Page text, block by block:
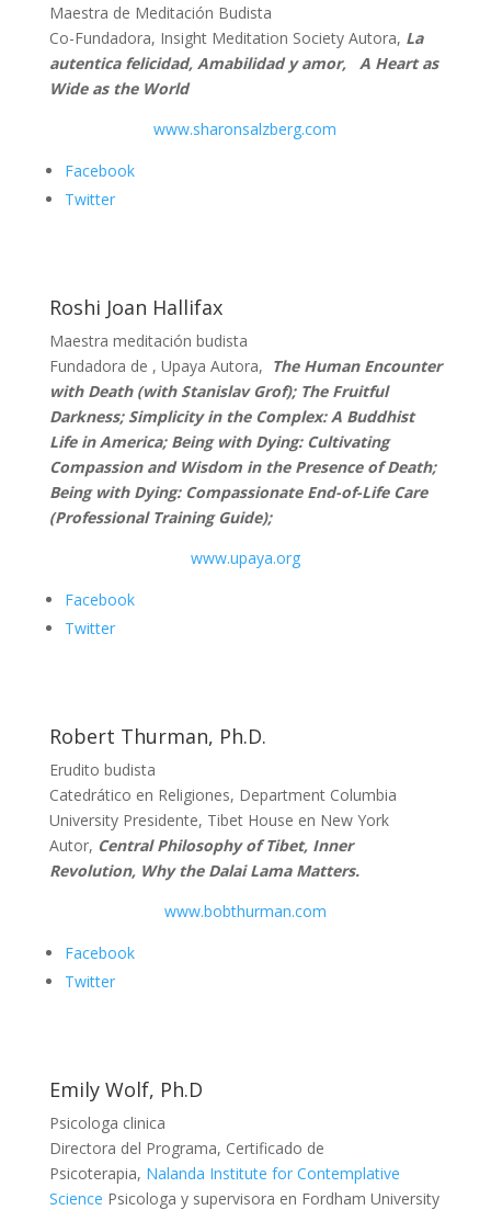
Maestra de Meditación Budista
Co-Fundadora, Insight Meditation Society Autora, La
autentica felicidad, Amabilidad y amor,
A Heart as
Wide as the World
www.sharonsalzberg.com
Facebook
Twitter
Roshi Joan Hallifax
Maestra meditación budista
Fundadora de , Upaya Autora, The Human Encounter
with Death (with Stanislav Grof); The Fruitful
Darkness; Simplicity in the Complex: A Buddhist
Life in America; Being with Dying: Cultivating
Compassion and Wisdom in the Presence of Death;
Being with Dying: Compassionate End-of-Life Care
(Professional Training Guide);
www.upaya.org
Facebook
Twitter
Robert Thurman, Ph.D.
Erudito budista
Catedrático en Religiones, Department Columbia
University Presidente, Tibet House en New York
Autor, Central Philosophy of Tibet, Inner
Revolution, Why the Dalai Lama Matters.
www.bobthurman.com
Facebook
Twitter
Emily Wolf, Ph.D
Psicologa clinica
Directora del Programa, Certificado de
Psicoterapia, Nalanda Institute for Contemplative
Science Psicologa y supervisora en Fordham University